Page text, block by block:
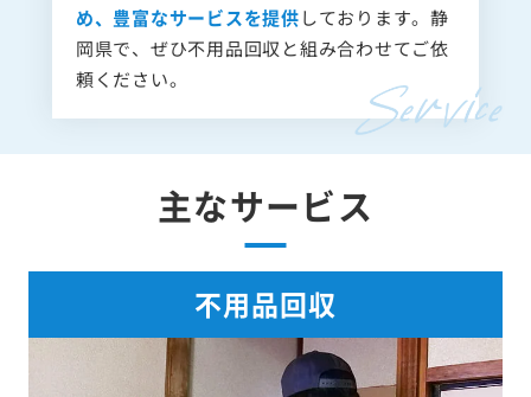
め、豊富なサービスを提供しております。静
岡県で、ぜひ不用品回収と組み合わせてご依
頼ください。
主なサービス
不用品回収